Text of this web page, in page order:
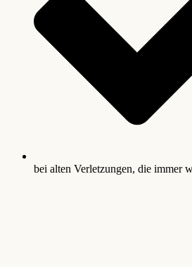
bei alten Verletzungen, die immer